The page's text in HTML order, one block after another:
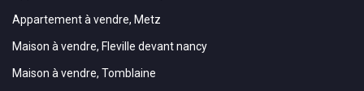
Appartement à vendre, Metz
Maison à vendre, Fleville devant nancy
Maison à vendre, Tomblaine